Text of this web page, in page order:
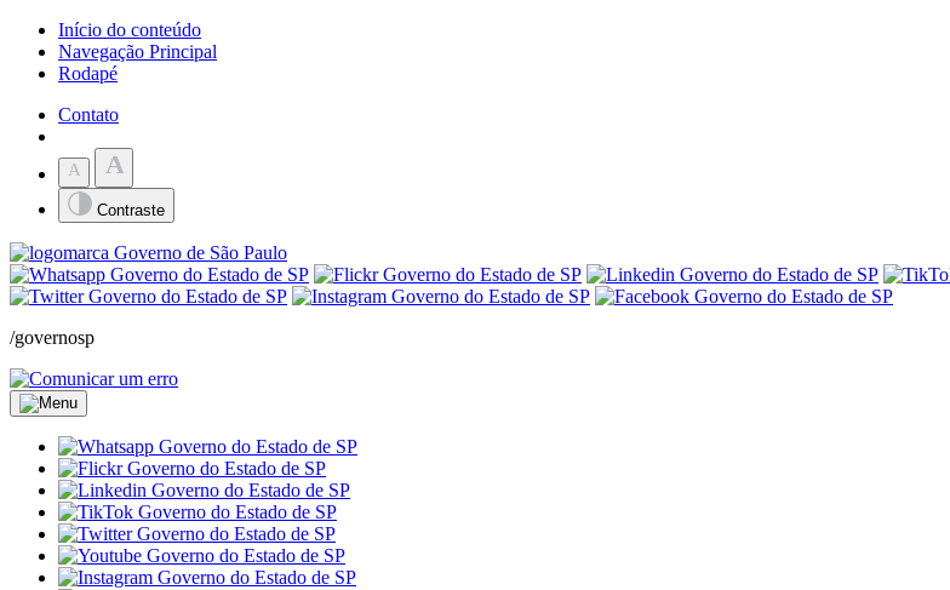
Início do conteúdo
Navegação Principal
Rodapé
Contato
A A
Contraste
/governosp